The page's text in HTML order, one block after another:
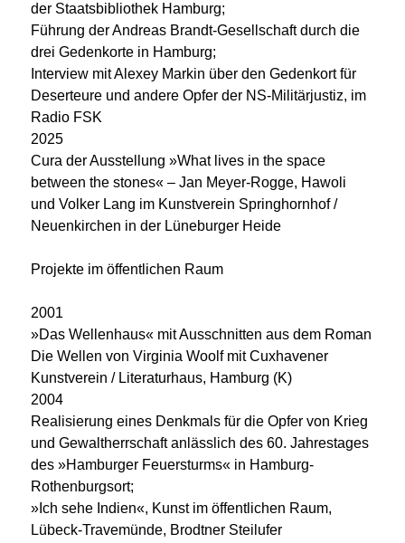
der Staatsbibliothek Hamburg;
Führung der Andreas Brandt-Gesellschaft durch die
drei Gedenkorte in Hamburg;
Interview mit Alexey Markin über den Gedenkort für
Deserteure und andere Opfer der NS-Militärjustiz, im
Radio FSK
2025
Cura der Ausstellung »What lives in the space
between the stones« – Jan Meyer-Rogge, Hawoli
und Volker Lang im Kunstverein Springhornhof /
Neuenkirchen in der Lüneburger Heide
Projekte im öffentlichen Raum
2001
»Das Wellenhaus« mit Ausschnitten aus dem Roman
Die Wellen von Virginia Woolf mit Cuxhavener
Kunstverein / Literaturhaus, Hamburg (K)
2004
Realisierung eines Denkmals für die Opfer von Krieg
und Gewaltherrschaft anlässlich des 60. Jahrestages
des »Hamburger Feuersturms« in Hamburg-
Rothenburgsort;
»Ich sehe Indien«, Kunst im öffentlichen Raum,
Lübeck-Travemünde, Brodtner Steilufer